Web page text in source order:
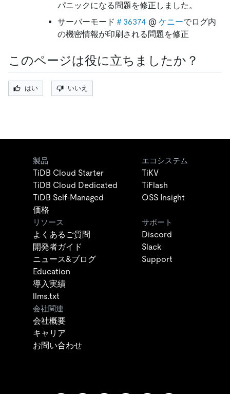
パニックになる問題を修正しました。
サーバーモード ＃36374 @ ケニーでログ内
の機密情報が印刷される問題を修正
このページは役に立ちましたか？
はい いいえ
製品
TiDB Cloud Starter
TiDB Cloud Dedicated
TiDB Self-Managed
価格
エコシステム
TiKV
TiFlash
OSS Insight
リソース
よくあるご質問
開発者ガイド
ニュース&ブログ
Education
導入実績
llms.txt
サポート
Discord
Slack
Support
会社関連
会社概要
キャリア
お問い合わせ